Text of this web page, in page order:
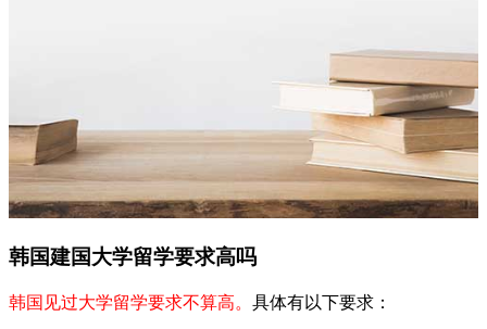
韩国建国大学留学要求高吗
韩国见过大学留学要求不算高。 具体有以下要求：